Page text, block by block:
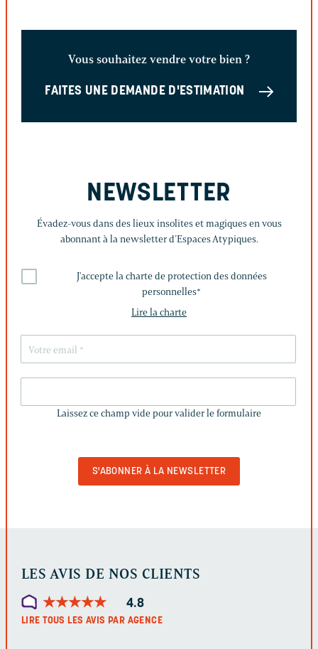
Vous souhaitez vendre votre bien ?
FAITES UNE DEMANDE D'ESTIMATION
NEWSLETTER
Évadez-vous dans des lieux insolites et magiques en vous
abonnant à la newsletter d’Espaces Atypiques.
J'accepte la charte de protection des données
personnelles*
Lire la charte
CHAMP
Laissez ce champ vide pour valider le formulaire
LES AVIS DE NOS CLIENTS
★★★★★
★★★★★ 4.8
LIRE TOUS LES AVIS PAR AGENCE